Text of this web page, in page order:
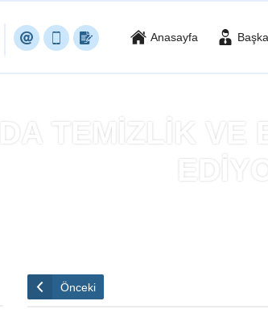
Anasayfa
TEMİZLİK VE
Önceki